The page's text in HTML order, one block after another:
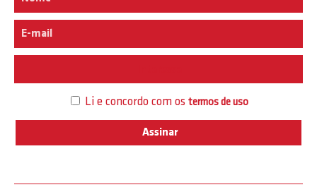
Li e concordo com os termos de uso